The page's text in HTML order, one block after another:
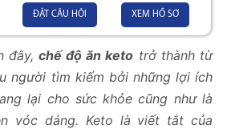
ĐẶT CÂU HỎI XEM HỒ SƠ
đây, chế độ ăn keto trở thành từ
người tìm kiếm bởi những lợi ích
lại cho sức khỏe cũng như là
vóc dáng. Keto là viết tắt của